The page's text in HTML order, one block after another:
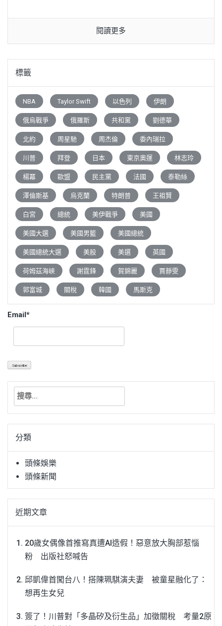
閱讀更多
標籤
NBA Taylor Swift 以色列 伊朗
俄烏戰爭 俄羅斯 共和黨 劉德華
北約 周星馳 周杰倫 委內瑞拉
川普 拜登 日本 東京奧運 林志玲
楊冪 歐盟 民主黨 法國 泰勒絲
澤倫斯基 烏克蘭 特朗普 王祖賢
白宮 總統 美伊戰爭 美國
美國大選 美國男籃 美國總統
美國總統大選 美股 美選 英國
荷姆茲海峽 謝霆鋒 賀錦麗 賈靜雯
郭富城 關稅 韓國 馬斯克
Email*
搜
關
字:分類
頭條娛樂
頭條新聞
近期文章
20歲女偶像首推寫真遭AI造假！惡意放大胸部惹惱
粉 出版社怒喊告
邱凱偉首闖台八！搭陳珮騏演夫妻 被童星融化了：
想再生女兒
簽了！川普對「多晶矽及衍生品」加徵關稅 考量2原